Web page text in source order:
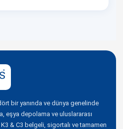
bir yanında ve dünya genelinde
eşya depolama ve uluslararası
& C3 belgeli, sigortalı ve tamamen